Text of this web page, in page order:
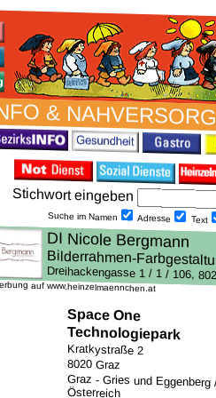
&
Stich­wort ein­geben
Suche im Namen Adresse Text
auf www.heinzelmaennchen.at
Space One
Technologiepark
Kratkystraße 2
8020 Graz
Graz - Gries und Eggenberg
Österreich